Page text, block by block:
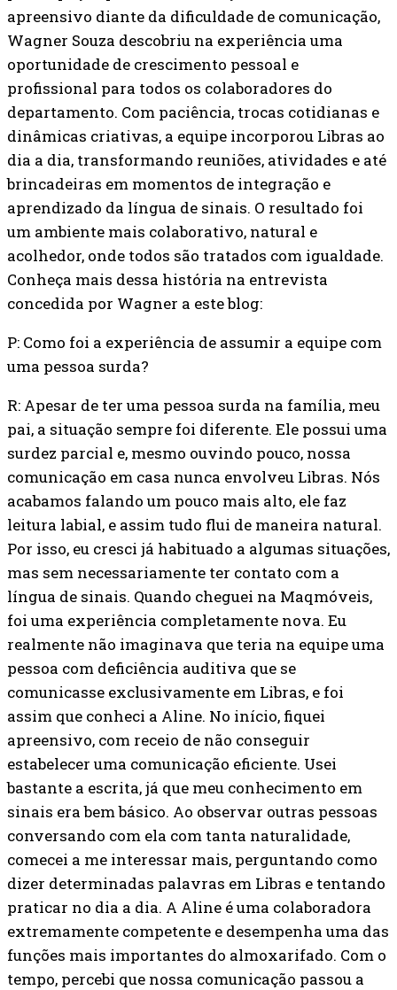
apreensivo diante da dificuldade de comunicação,
Wagner Souza descobriu na experiência uma
oportunidade de crescimento pessoal e
profissional para todos os colaboradores do
departamento. Com paciência, trocas cotidianas e
dinâmicas criativas, a equipe incorporou Libras ao
dia a dia, transformando reuniões, atividades e até
brincadeiras em momentos de integração e
aprendizado da língua de sinais. O resultado foi
um ambiente mais colaborativo, natural e
acolhedor, onde todos são tratados com igualdade.
Conheça mais dessa história na entrevista
concedida por Wagner a este blog:
P: Como foi a experiência de assumir a equipe com
uma pessoa surda?
R: Apesar de ter uma pessoa surda na família, meu
pai, a situação sempre foi diferente. Ele possui uma
surdez parcial e, mesmo ouvindo pouco, nossa
comunicação em casa nunca envolveu Libras. Nós
acabamos falando um pouco mais alto, ele faz
leitura labial, e assim tudo flui de maneira natural.
Por isso, eu cresci já habituado a algumas situações,
mas sem necessariamente ter contato com a
língua de sinais. Quando cheguei na Maqmóveis,
foi uma experiência completamente nova. Eu
realmente não imaginava que teria na equipe uma
pessoa com deficiência auditiva que se
comunicasse exclusivamente em Libras, e foi
assim que conheci a Aline. No início, fiquei
apreensivo, com receio de não conseguir
estabelecer uma comunicação eficiente. Usei
bastante a escrita, já que meu conhecimento em
sinais era bem básico. Ao observar outras pessoas
conversando com ela com tanta naturalidade,
comecei a me interessar mais, perguntando como
dizer determinadas palavras em Libras e tentando
praticar no dia a dia. A Aline é uma colaboradora
extremamente competente e desempenha uma das
funções mais importantes do almoxarifado. Com o
tempo, percebi que nossa comunicação passou a